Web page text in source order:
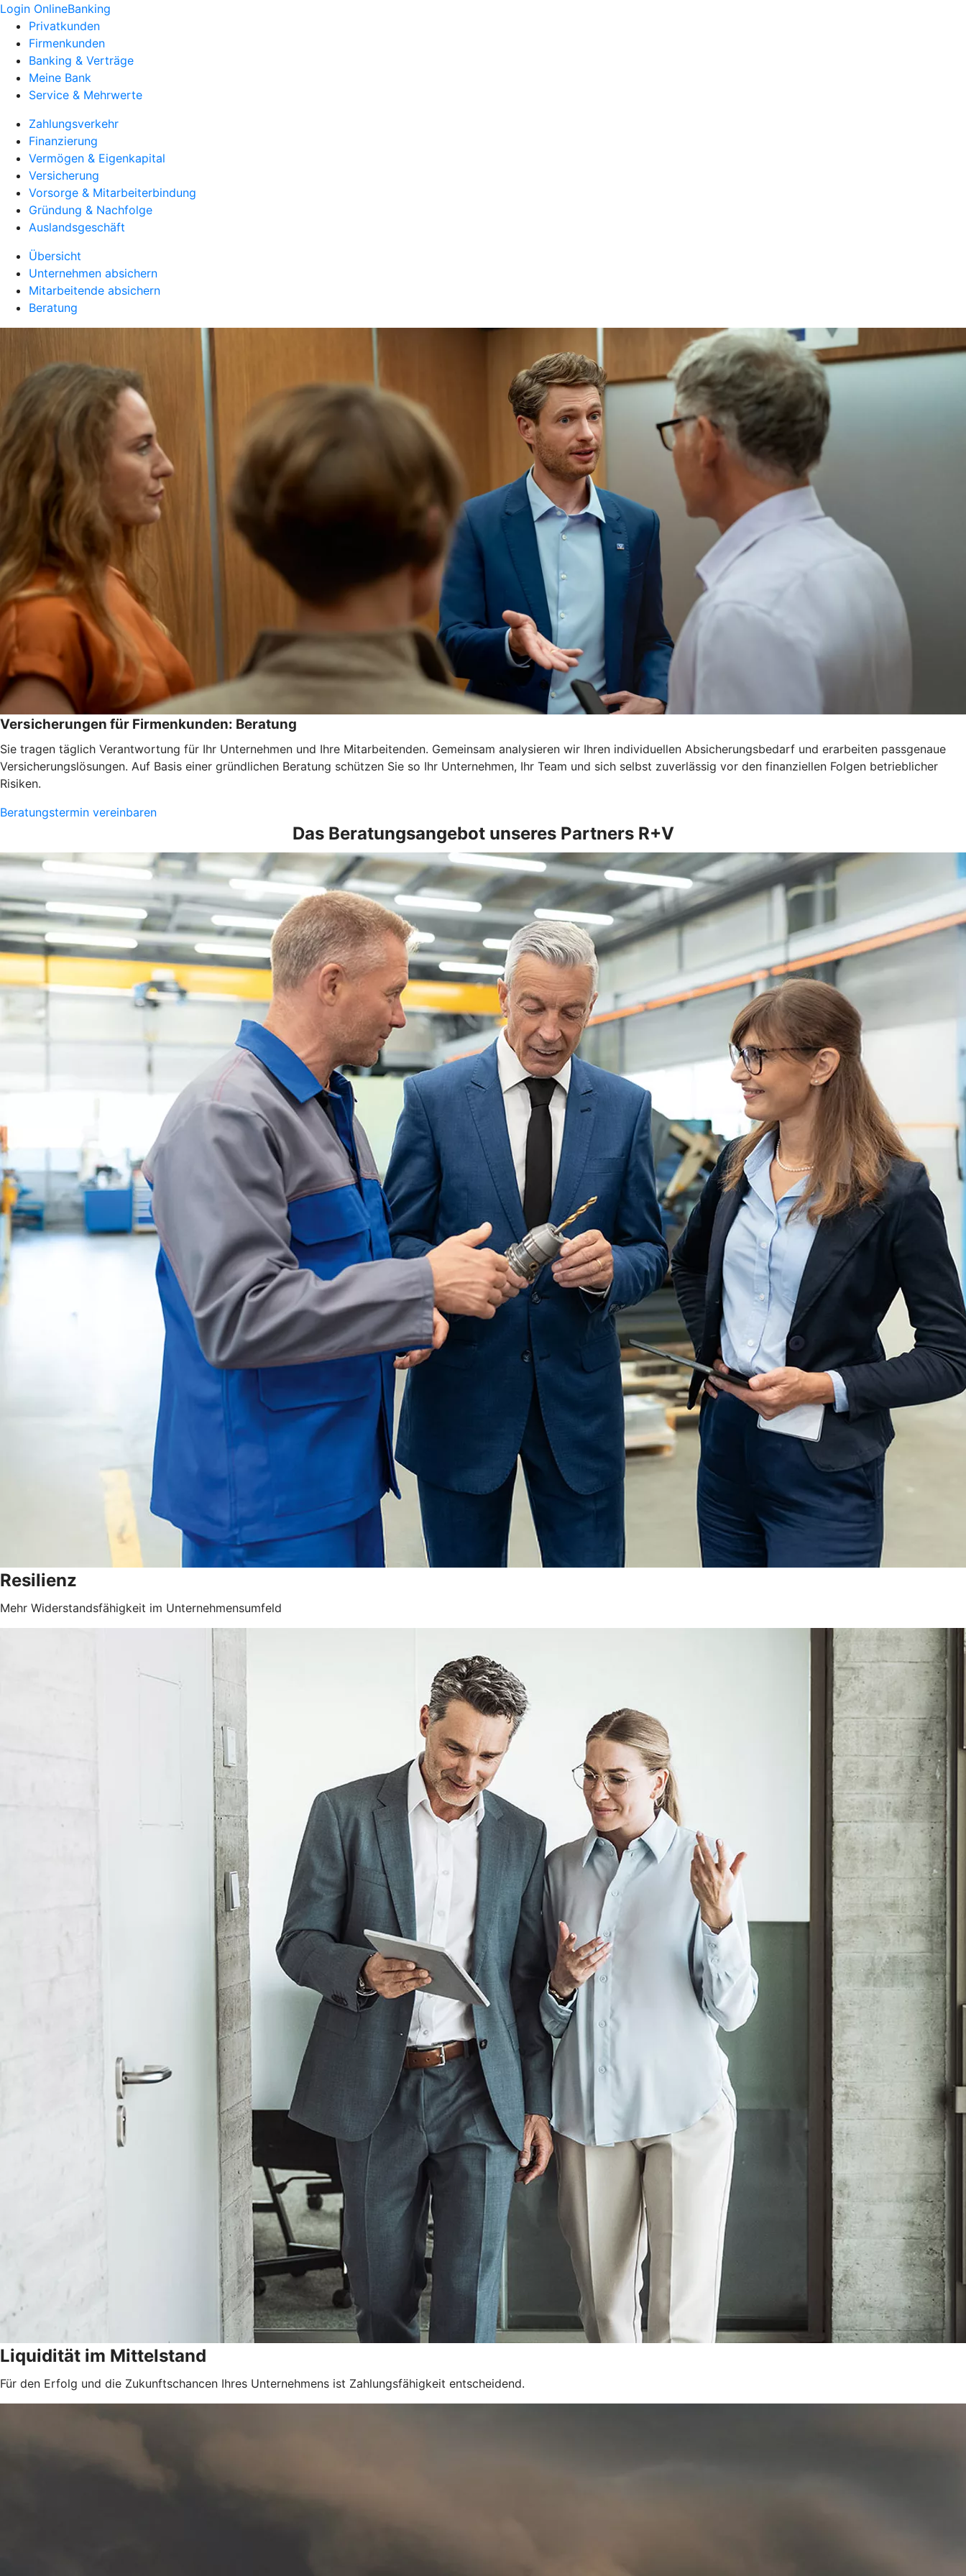
Login OnlineBanking
Privatkunden
Firmenkunden
Banking & Verträge
Meine Bank
Service & Mehrwerte
Zahlungsverkehr
Finanzierung
Vermögen & Eigenkapital
Versicherung
Vorsorge & Mitarbeiterbindung
Gründung & Nachfolge
Auslandsgeschäft
Übersicht
Unternehmen absichern
Mitarbeitende absichern
Beratung
Versicherungen für Firmenkunden: Beratung
Sie tragen täglich Verantwortung für Ihr Unternehmen und Ihre Mitarbeitenden. Gemeinsam analysieren wir Ihren individuellen Absicherungsbedarf und erarbeiten passgenaue
Versicherungslösungen. Auf Basis einer gründlichen Beratung schützen Sie so Ihr Unternehmen, Ihr Team und sich selbst zuverlässig vor den finanziellen Folgen betrieblicher
Risiken.
Beratungstermin vereinbaren
Das Beratungsangebot unseres Partners R+V
Resilienz
Mehr Widerstandsfähigkeit im Unternehmensumfeld
Liquidität im Mittelstand
Für den Erfolg und die Zukunftschancen Ihres Unternehmens ist Zahlungsfähigkeit entscheidend.